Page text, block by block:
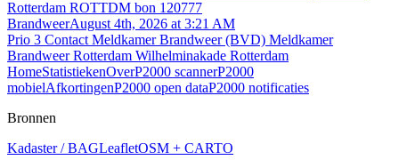
Rotterdam ROTTDM bon 120777
BrandweerAugust 4th, 2026 at 3:21 AM
Prio 3 Contact Meldkamer Brandweer (BVD) Meldkamer
Brandweer Rotterdam Wilhelminakade Rotterdam
HomeStatistiekenOverP2000 scannerP2000
mobielAfkortingenP2000 open dataP2000 notificaties
Bronnen
Kadaster / BAGLeafletOSM + CARTO